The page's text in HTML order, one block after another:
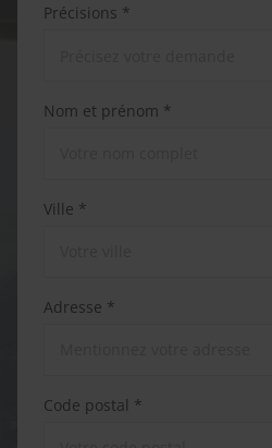
Précisions *
Nom et prénom *
Ville *
Adresse *
Code postal *